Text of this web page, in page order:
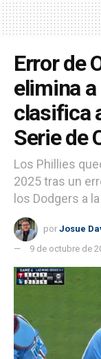
Error de
elimina
clasifica
Serie de
Los Phillies
2025 tras un
los Dodgers a
por Josue
9 de octubre de